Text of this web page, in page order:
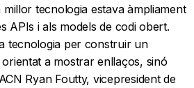
tecnologia estava àmpliament
APIs i als models de codi obert.
tecnologia per construir un
a mostrar enllaços, sinó
Ryan Foutty, vicepresident de